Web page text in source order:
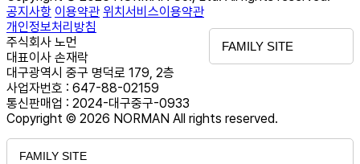
FAMILY SITE
공지사항 이용약관 위치서비스이용약관
개인정보처리방침
주식회사 노먼
대표이사 손재락
대구광역시 중구 명덕로 179, 2층
사업자번호 : 647-88-02159
통신판매업 : 2024-대구중구-0933
Copyright © 2026 NORMAN All rights reserved.
FAMILY SITE